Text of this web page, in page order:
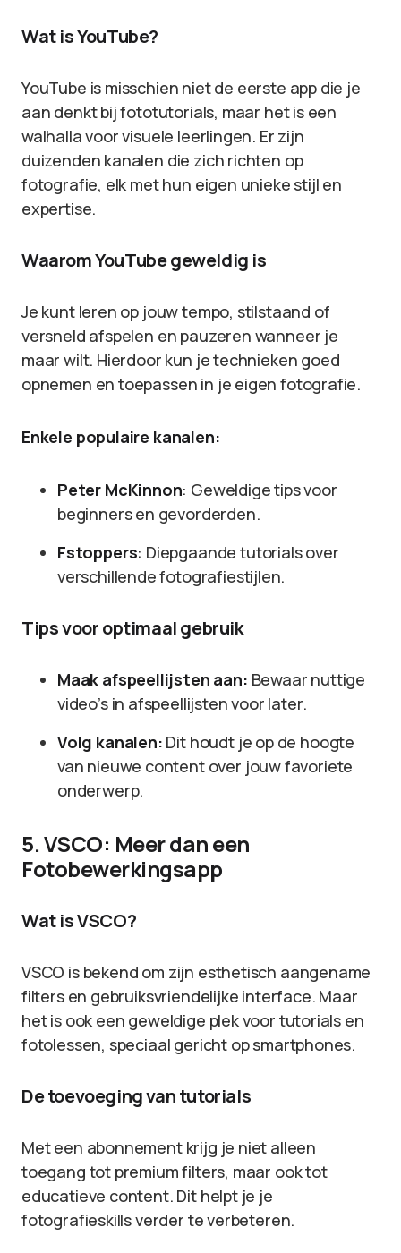
Wat is YouTube?
YouTube is misschien niet de eerste app die je
aan denkt bij fototutorials, maar het is een
walhalla voor visuele leerlingen. Er zijn
duizenden kanalen die zich richten op
fotografie, elk met hun eigen unieke stijl en
expertise.
Waarom YouTube geweldig is
Je kunt leren op jouw tempo, stilstaand of
versneld afspelen en pauzeren wanneer je
maar wilt. Hierdoor kun je technieken goed
opnemen en toepassen in je eigen fotografie.
Enkele populaire kanalen:
Peter McKinnon: Geweldige tips voor
beginners en gevorderden.
Fstoppers: Diepgaande tutorials over
verschillende fotografiestijlen.
Tips voor optimaal gebruik
Maak afspeellijsten aan: Bewaar nuttige
video’s in afspeellijsten voor later.
Volg kanalen: Dit houdt je op de hoogte
van nieuwe content over jouw favoriete
onderwerp.
5. VSCO: Meer dan een
Fotobewerkingsapp
Wat is VSCO?
VSCO is bekend om zijn esthetisch aangename
filters en gebruiksvriendelijke interface. Maar
het is ook een geweldige plek voor tutorials en
fotolessen, speciaal gericht op smartphones.
De toevoeging van tutorials
Met een abonnement krijg je niet alleen
toegang tot premium filters, maar ook tot
educatieve content. Dit helpt je je
fotografieskills verder te verbeteren.